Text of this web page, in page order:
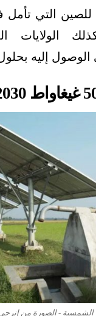
خلافًا للصين التي
وكذلك
إليه بحلول
الشمسية - الصورة من إنرجي